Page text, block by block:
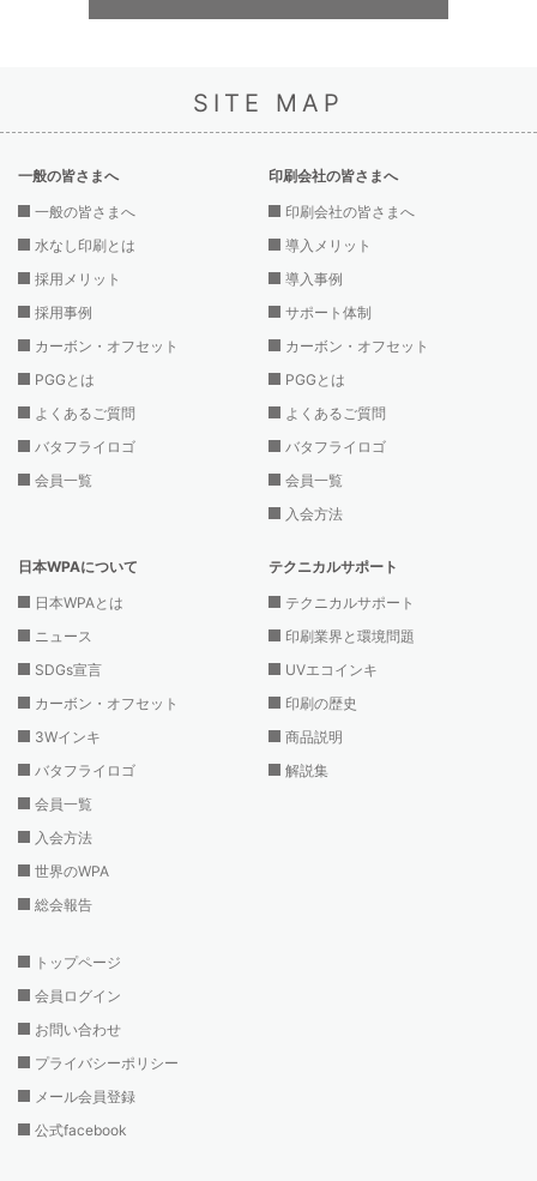
SITE MAP
一般の皆さまへ
一般の皆さまへ
水なし印刷とは
採用メリット
採用事例
カーボン・オフセット
PGGとは
よくあるご質問
バタフライロゴ
会員一覧
印刷会社の皆さまへ
印刷会社の皆さまへ
導入メリット
導入事例
サポート体制
カーボン・オフセット
PGGとは
よくあるご質問
バタフライロゴ
会員一覧
入会方法
日本WPAについて
日本WPAとは
ニュース
SDGs宣言
カーボン・オフセット
3Wインキ
バタフライロゴ
会員一覧
入会方法
世界のWPA
総会報告
テクニカルサポート
テクニカルサポート
印刷業界と環境問題
UVエコインキ
印刷の歴史
商品説明
解説集
トップページ
会員ログイン
お問い合わせ
プライバシーポリシー
メール会員登録
公式facebook